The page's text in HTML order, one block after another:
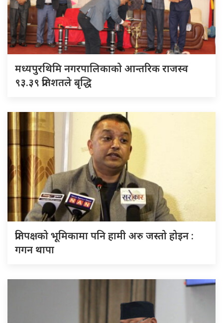
मध्यपुरथिमि नगरपालिकाको आन्तरिक राजस्व
९३.३९ प्रतिशतले बृद्धि
प्रतिपक्षको भूमिकामा पनि हामी अरु जस्तो होइन :
गगन थापा